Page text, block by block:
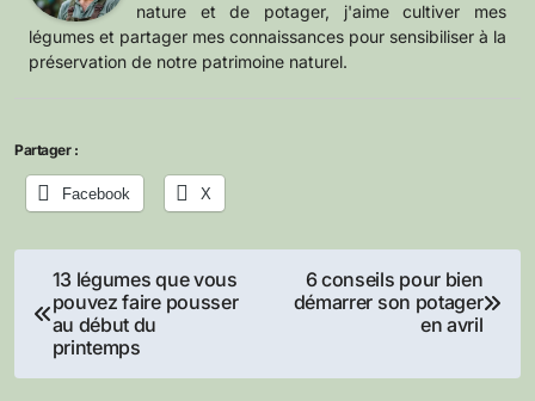
nature et de potager, j'aime cultiver mes
légumes et partager mes connaissances pour sensibiliser à la
préservation de notre patrimoine naturel.
Partager :
Facebook X
Navigation
de
l’article
13 légumes que vous
pouvez faire pousser
au début du
printemps
6 conseils pour bien
démarrer son potager
en avril